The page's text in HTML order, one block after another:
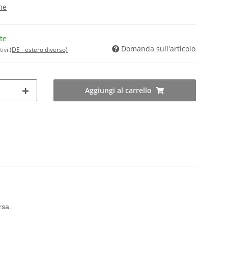
(DE - estero diverso) Domanda sull'articolo
Aggiungi al carrello